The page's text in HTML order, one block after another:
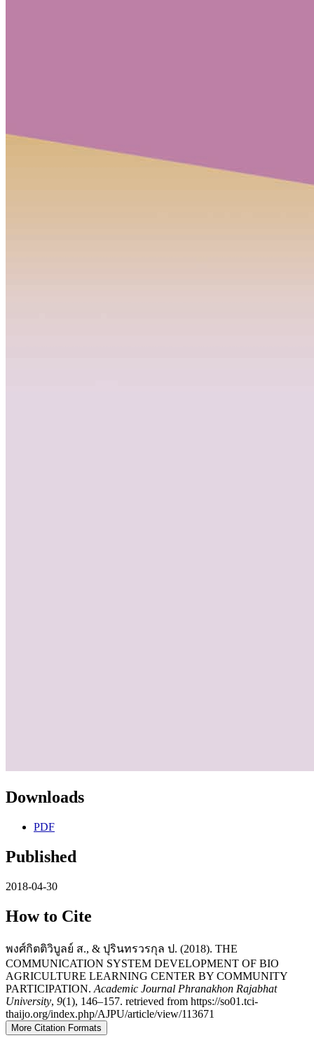
Downloads
PDF
Published
2018-04-30
How to Cite
พงศ์กิตติวิบูลย์ ส., & ปุรินทรวรกุล ป. (2018). THE
COMMUNICATION SYSTEM DEVELOPMENT OF BIO
AGRICULTURE LEARNING CENTER BY COMMUNITY
PARTICIPATION. Academic Journal Phranakhon Rajabhat
University, 9(1), 146–157. retrieved from https://so01.tci-
thaijo.org/index.php/AJPU/article/view/113671
More Citation Formats